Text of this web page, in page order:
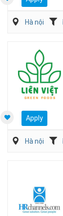
Hà nội
Apply
Hà nội